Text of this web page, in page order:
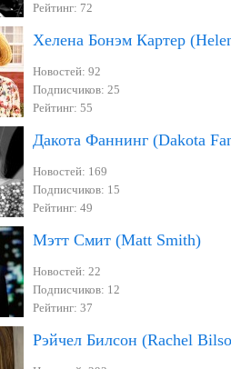
Рейтинг: 72
Хелена Бонэм Картер
Новостей: 92
Подписчиков: 25
Рейтинг: 55
Дакота Фаннинг (Dakota
Новостей: 169
Подписчиков: 15
Рейтинг: 49
Мэтт Смит (Matt Smith)
Новостей: 22
Подписчиков: 12
Рейтинг: 37
Рэйчел Билсон (Rachel